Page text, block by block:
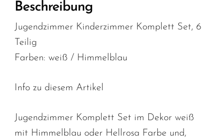
Beschreibung
Jugendzimmer Kinderzimmer Komplett Set, 6
Teilig
Farben: weiß / Himmelblau
Info zu diesem Artikel
Jugendzimmer Komplett Set im Dekor weiß
mit Himmelblau oder Hellrosa Farbe und,